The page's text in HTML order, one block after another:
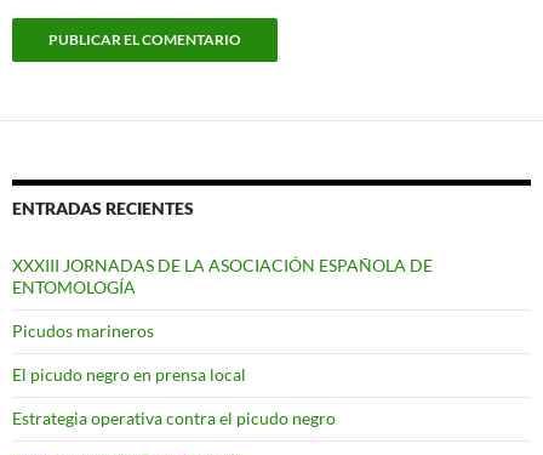
ENTRADAS RECIENTES
XXXIII JORNADAS DE LA ASOCIACIÓN ESPAÑOLA DE
ENTOMOLOGÍA
Picudos marineros
El picudo negro en prensa local
Estrategia operativa contra el picudo negro